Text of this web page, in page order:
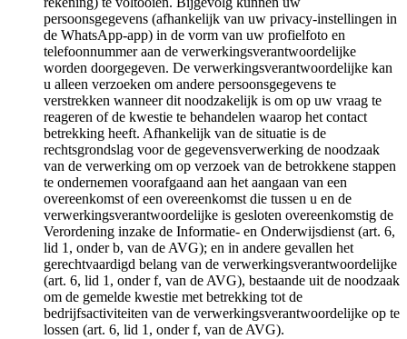
persoonsgegevens (afhankelijk van uw privacy-instellingen in
de WhatsApp-app) in de vorm van uw profielfoto en
telefoonnummer aan de verwerkingsverantwoordelijke
worden doorgegeven. De verwerkingsverantwoordelijke kan
u alleen verzoeken om andere persoonsgegevens te
verstrekken wanneer dit noodzakelijk is om op uw vraag te
reageren of de kwestie te behandelen waarop het contact
betrekking heeft. Afhankelijk van de situatie is de
rechtsgrondslag voor de gegevensverwerking de noodzaak
van de verwerking om op verzoek van de betrokkene stappen
te ondernemen voorafgaand aan het aangaan van een
overeenkomst of een overeenkomst die tussen u en de
verwerkingsverantwoordelijke is gesloten overeenkomstig de
Verordening inzake de Informatie- en Onderwijsdienst (art. 6,
lid 1, onder b, van de AVG); en in andere gevallen het
gerechtvaardigd belang van de verwerkingsverantwoordelijke
(art. 6, lid 1, onder f, van de AVG), bestaande uit de noodzaak
om de gemelde kwestie met betrekking tot de
bedrijfsactiviteiten van de verwerkingsverantwoordelijke op te
lossen (art. 6, lid 1, onder f, van de AVG).